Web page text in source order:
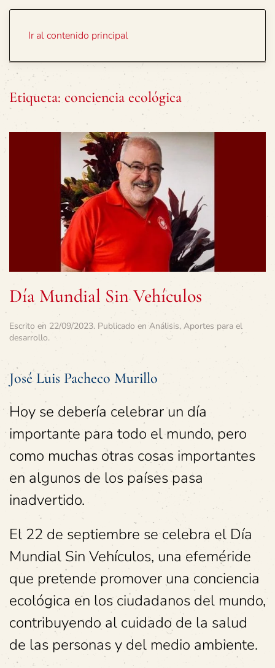
Ir al contenido principal
Etiqueta: conciencia ecológica
Día Mundial Sin Vehículos
Escrito en 22/09/2023. Publicado en Análisis, Aportes para el
desarrollo.
José Luis Pacheco Murillo
Hoy se debería celebrar un día
importante para todo el mundo, pero
como muchas otras cosas importantes
en algunos de los países pasa
inadvertido.
El 22 de septiembre se celebra el Día
Mundial Sin Vehículos, una efeméride
que pretende promover una conciencia
ecológica en los ciudadanos del mundo,
contribuyendo al cuidado de la salud
de las personas y del medio ambiente.